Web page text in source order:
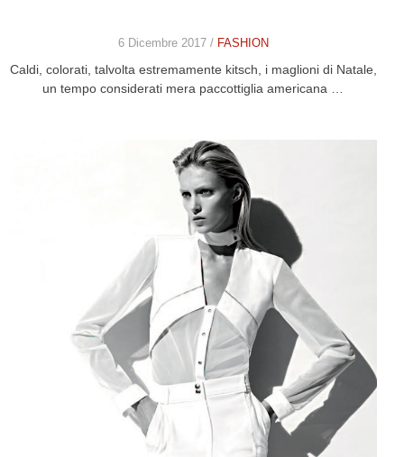
6 Dicembre 2017 / FASHION
Caldi, colorati, talvolta estremamente kitsch, i maglioni di Natale,
un tempo considerati mera paccottiglia americana …